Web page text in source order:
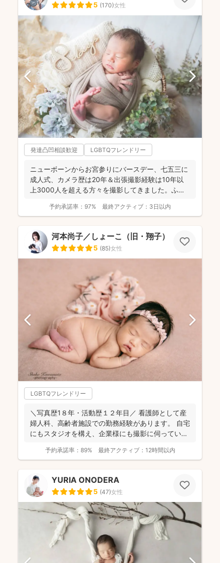
5 (170)女性
発達凸凹相談歓迎 LGBTQフレンドリー
ニューボーンからお宮参りにバースデー、七五三に
成人式、カメラ歴は20年＆出張撮影経験は10年以
上3000人を超える方々を撮影してきました。ふん
予約承諾率： 97% 最終アクティブ： 3日以内
河本尚子／しょーこ（旧・翔子）
5 (85)女性
LGBTQフレンドリー
＼写真歴1８年・活動歴１２年目／ 看護師として産
婦人科、高齢者施設での勤務経験があります。 自宅
にもスタジオを構え、企業様にも撮影に伺っていま
予約承諾率： 89% 最終アクティブ： 12時間以内
YURIA ONODERA
5 (47)女性